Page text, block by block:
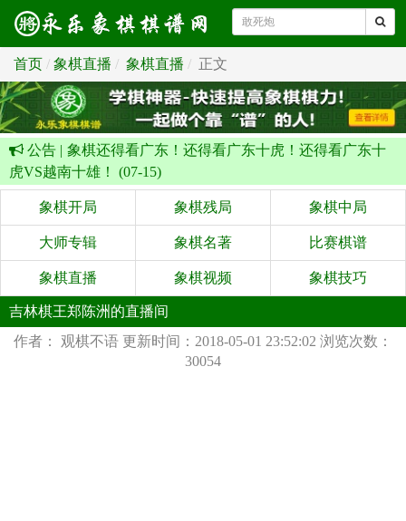
首页 象棋直播 象棋直播 正文
公告 | 象棋还得看广东！还得看广东十虎！还得看广东十
虎VS越南十雄！ (07-15)
象棋开局 象棋残局 象棋中局
大师专辑 象棋名著 比赛棋谱
象棋直播 象棋视频 象棋技巧
吉林棋王郑陈洲的直播间
作者： 观棋不语 更新时间：2018-05-01 23:52:02 浏览次数：
30054